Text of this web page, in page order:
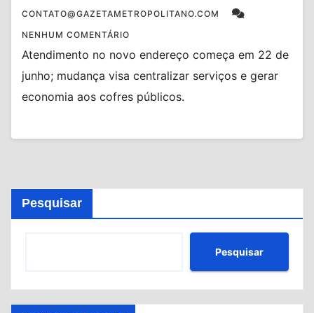
CONTATO@GAZETAMETROPOLITANO.COM
NENHUM COMENTÁRIO
Atendimento no novo endereço começa em 22 de
junho; mudança visa centralizar serviços e gerar
economia aos cofres públicos.
Pesquisar
Pesquisar